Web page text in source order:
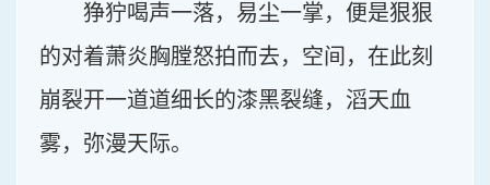
狰狞喝声一落，易尘一掌，便是狠狠
的对着萧炎胸膛怒拍而去，空间，在此刻
崩裂开一道道细长的漆黑裂缝，滔天血
雾，弥漫天际。